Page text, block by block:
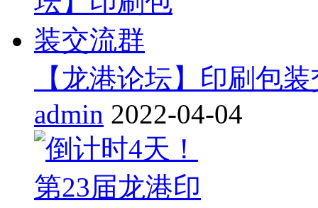
【龙港论坛】印刷包
admin 2022-04-04